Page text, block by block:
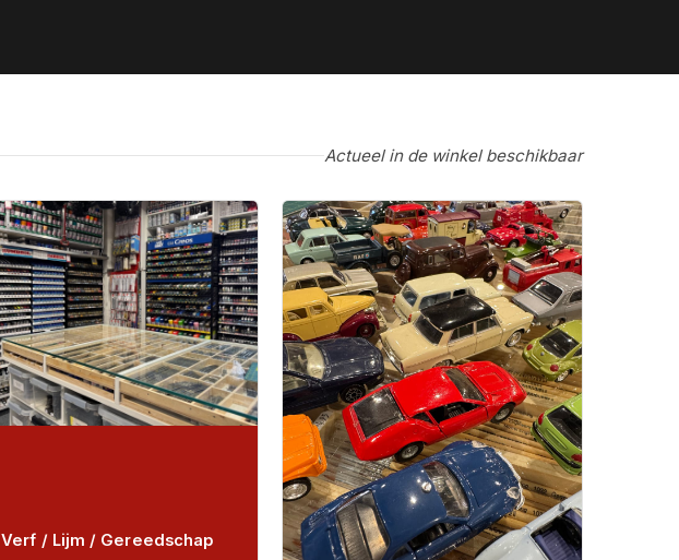
Actueel in de winkel beschikbaar
Verf / Lijm / Gereedschap